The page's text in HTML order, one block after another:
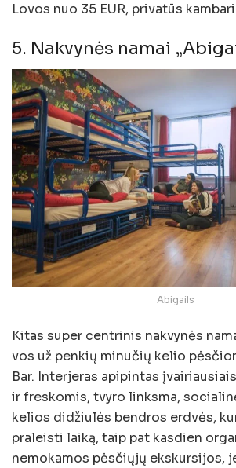
Lovos nuo 35 EUR, privatūs
5. Nakvynės namai
Abigails
Kitas super centrinis nakvynės
vos už penkių minučių kelio
Bar. Interjeras apipintas
ir freskomis, tvyro linksma,
kelios didžiulės bendros erdvės,
praleisti laiką, taip pat kasdien
nemokamos pėsčiųjų ekskursijos,